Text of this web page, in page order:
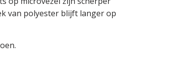
van polyester blijft langer op